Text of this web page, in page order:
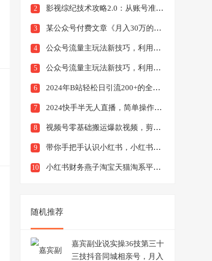
2 影视综纪技术攻略2.0：从账号准备到硬件软件准备到到制作到发布（26节）
3 某公众号付费文章《月入30万的暴利单品(续)》客单价三四千，非常暴利
4 公众号流量主玩法新技巧，利用AI做情感类文案无脑式产出，简单易学，月收益4000+【揭秘】
5 公众号流量主玩法新技巧，利用AI做民间故事，无脑式产出，简单易学，日收益300+【揭秘】
6 2024年B站轻松日引流200+的全套暴力干货实操教程
7 2024快手半无人直播，简单操作月入1W+高效引流当天见收益【揭秘】
8 视频号零基础搬运爆款视频，剪辑变现日入千元【揭秘】
9 带你手把手认识小红书，小红书全套百科运营教程
10 小红书财务燕子淘宝天猫淘系平台对账回款核对成本核算支付宝自动取数电商日报表
随机推荐
嘉宾副业说实操36技第三十
三技抖音同城相亲号，月入